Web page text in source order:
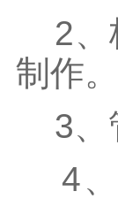
2、
制作
3、
4、